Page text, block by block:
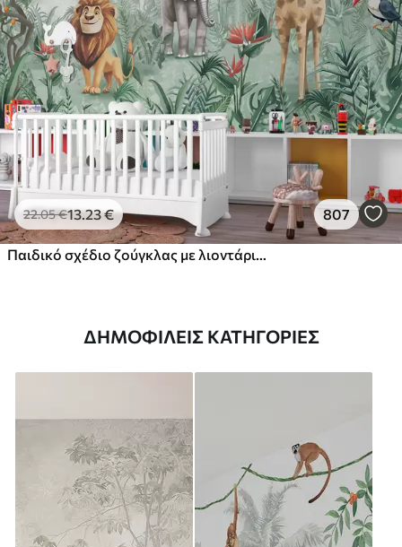
22.05€13.23€ 807
ΔΗΜΟΦΙΛΕΊΣ ΚΑΤΗΓΟΡΊΕΣ